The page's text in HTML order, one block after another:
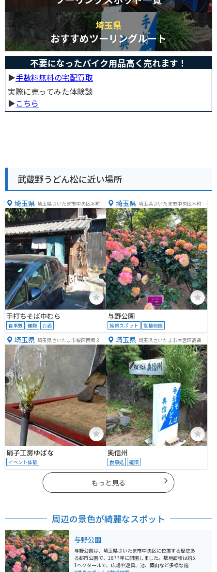
埼玉県
おすすめツーリングルート
不要になったバイク用品高く売れます！
▶︎手数料無料の宅配買取
実際に売ってみた体験談
▶︎こちら
武蔵野うどん松に近い場所
埼玉県 埼玉県さいたま市中央区本町東
３丁目８−１２
手打ちそば中むら
食事処 麺類 お酒
埼玉県 埼玉県さいたま市中央区本町西
１丁目１４
与野公園
絶景スポット 動植物園
埼玉県 埼玉県さいたま市桜区西堀３丁
目２２−１６
硝子工房ゆばな
イベント体験
埼玉県 埼玉県さいたま市大宮区高鼻町
２丁目３２０−５３
奥信州
食事処 麺類
もっと見る
周辺の景色が綺麗なスポット
与野公園
与野公園は、埼玉県さいたま市中央区に位置する歴史あ
る都市公園で、1877年に開園しました。敷地面積は約5.
1ヘクタールで、広場や遊具、池、築山など多様な施設